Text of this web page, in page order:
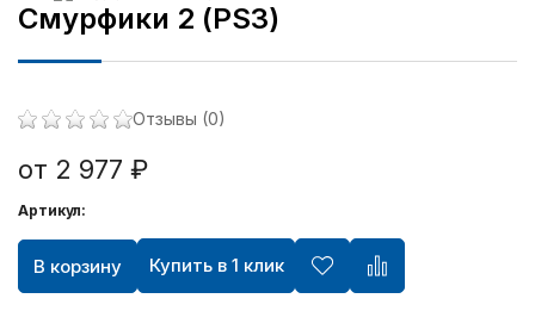
Смурфики 2 (PS3)
Отзывы (0)
от 2 977 ₽
Артикул:
В корзину Купить в 1 клик